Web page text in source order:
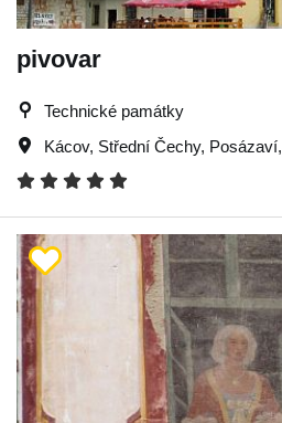
pivovar
Technické památky
Kácov, Střední Čechy, Posázaví,